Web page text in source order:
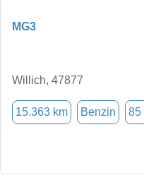
MG3
Willich, 47877
15.363 km Benzin 85